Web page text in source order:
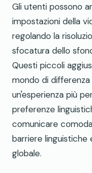
Gli utenti possono
impostazioni della
regolando la
sfocatura dello
Questi piccoli
mondo di
un'esperienza più
preferenze
comunicare
barriere
globale.